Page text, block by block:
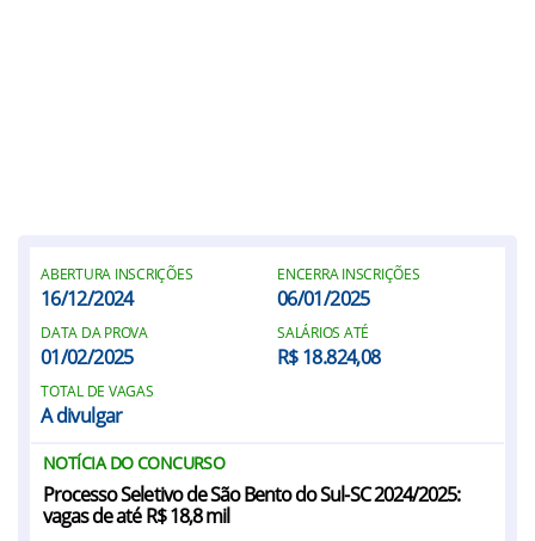
ABERTURA INSCRIÇÕES
16/12/2024
ENCERRA INSCRIÇÕES
06/01/2025
DATA DA PROVA
01/02/2025
SALÁRIOS ATÉ
R$ 18.824,08
TOTAL DE VAGAS
A divulgar
NOTÍCIA DO CONCURSO
Processo Seletivo de São Bento do Sul-SC 2024/2025:
vagas de até R$ 18,8 mil